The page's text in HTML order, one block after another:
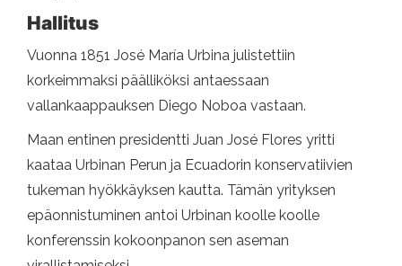
Hallitus
Vuonna 1851 José María Urbina julistettiin
korkeimmaksi päälliköksi antaessaan
vallankaappauksen Diego Noboa vastaan.
Maan entinen presidentti Juan José Flores yritti
kaataa Urbinan Perun ja Ecuadorin konservatiivien
tukeman hyökkäyksen kautta. Tämän yrityksen
epäonnistuminen antoi Urbinan koolle koolle
konferenssin kokoonpanon sen aseman